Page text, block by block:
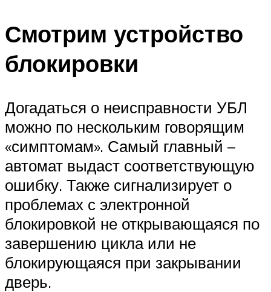
Смотрим устройство
блокировки
Догадаться о неисправности УБЛ
можно по нескольким говорящим
«симптомам». Самый главный –
автомат выдаст соответствующую
ошибку. Также сигнализирует о
проблемах с электронной
блокировкой не открывающаяся по
завершению цикла или не
блокирующаяся при закрывании
дверь.